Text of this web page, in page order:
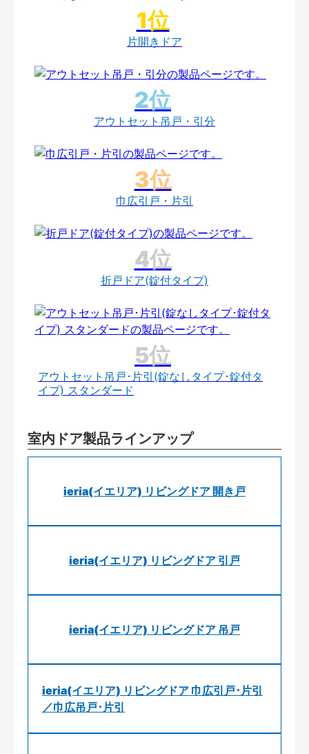
片開きドア
アウトセット吊戸・引分
巾広引戸・片引
折戸ドア(錠付タイプ)
アウトセット吊戸･片引(錠なしタイプ･錠付タ
イプ) スタンダード
室内ドア製品ラインアップ
ieria(イエリア) リビングドア 開き戸
ieria(イエリア) リビングドア 引戸
ieria(イエリア) リビングドア 吊戸
ieria(イエリア) リビングドア 巾広引戸･片引
／巾広吊戸･片引